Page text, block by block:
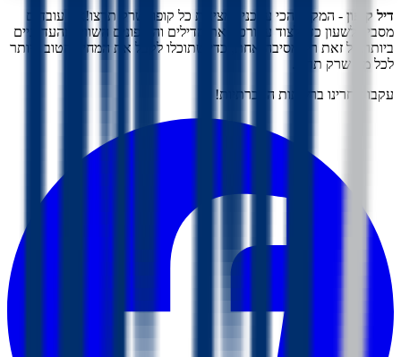
דיל קופון - המקום הכי עדכני למציאת כל קופון שרק תרצו!
אנו עובדים
מסביב לשעון כדי לצוד עבורכם את הדילים והקופונים השווים והעדכניים
ביותר.
כל זאת רק מסיבה אחת, כדי שתוכלו לקבל את המחיר הטוב ביותר
לכל מה שרק תרצו.
עקבו אחרינו ברשתות החברתיות!